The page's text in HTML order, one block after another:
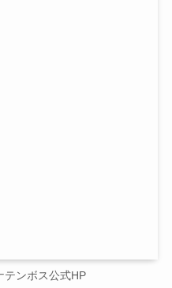
テンボス公式HP